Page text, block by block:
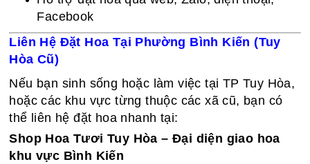
Facebook
Liên Hệ Đặt Hoa Tại Phường Bình Kiến (Tuy
Hòa Cũ)
Nếu bạn sinh sống hoặc làm việc tại TP Tuy Hòa,
hoặc các khu vực từng thuộc các xã cũ, bạn có
thể liên hệ đặt hoa nhanh tại:
Shop Hoa Tươi Tuy Hòa – Đại diện giao hoa
khu vực Bình Kiến